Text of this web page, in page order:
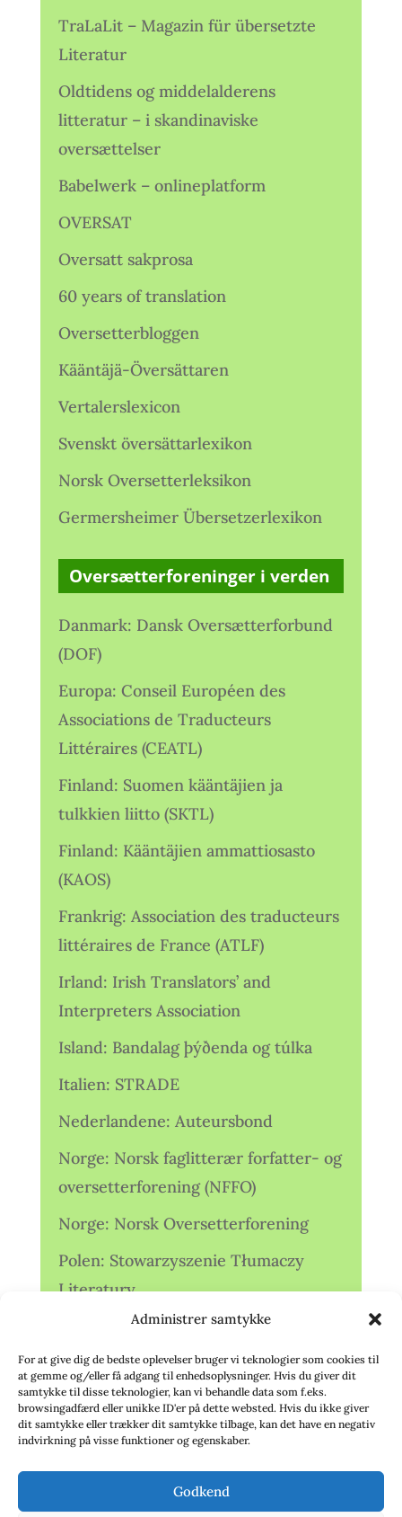
Administrer samtykke
For at give dig de bedste oplevelser bruger vi teknologier som cookies til
at gemme og/eller få adgang til enhedsoplysninger. Hvis du giver dit
samtykke til disse teknologier, kan vi behandle data som f.eks.
browsingadfærd eller unikke ID'er på dette websted. Hvis du ikke giver
dit samtykke eller trækker dit samtykke tilbage, kan det have en negativ
indvirkning på visse funktioner og egenskaber.
Godkend
TraLaLit – Magazin für übersetzte
Literatur
Oldtidens og middelalderens
litteratur – i skandinaviske
oversættelser
Babelwerk – onlineplatform
OVERSAT
Oversatt sakprosa
60 years of translation
Oversetterbloggen
Kääntäjä-Översättaren
Vertalerslexicon
Svenskt översättarlexikon
Norsk Oversetterleksikon
Germersheimer Übersetzerlexikon
Oversætterforeninger i verden
Danmark: Dansk Oversætterforbund
(DOF)
Europa: Conseil Européen des
Associations de Traducteurs
Littéraires (CEATL)
Finland: Suomen kääntäjien ja
tulkkien liitto (SKTL)
Finland: Kääntäjien ammattiosasto
(KAOS)
Frankrig: Association des traducteurs
littéraires de France (ATLF)
Irland: Irish Translators’ and
Interpreters Association
Island: Bandalag þýðenda og túlka
Italien: STRADE
Nederlandene: Auteursbond
Norge: Norsk faglitterær forfatter- og
oversetterforening (NFFO)
Norge: Norsk Oversetterforening
Polen: Stowarzyszenie Tłumaczy
Literatury
Storbritannien: Translators
Association (TA)
Sverige: Översättarsektionen (Ö.)
Sverige: Översättarcentrum (ÖC)
deutschsprachiger Übersetzer (VdÜ)